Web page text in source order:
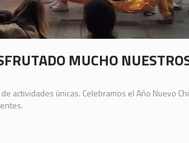
MUCHO
actividades únicas. Celebramos el Año Nuevo